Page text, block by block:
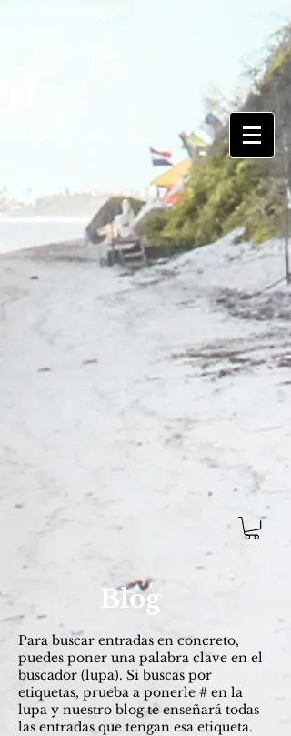
Blog
Para buscar entradas ​en concreto,
puedes poner una palabra clave en el
buscador (lupa). Si buscas por
etiquetas, prueba a ponerle # en la
lupa y nuestro blog te enseñará todas
las entradas que tengan esa etiqueta.